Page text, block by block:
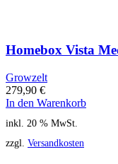
Homebox Vista
Growzelt
279,90 €
In den Warenkorb
inkl. 20 % MwSt.
zzgl. Versandkosten